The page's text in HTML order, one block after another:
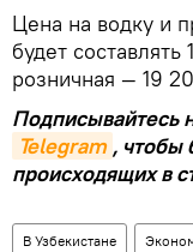
Цена на водку и
будет
розничная — 19
Подписывайтесь
Telegram , чтобы
происходящих в
В Узбекистане